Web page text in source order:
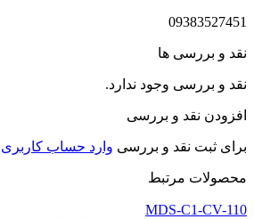
09383527451
نقد و بررسی ها
نقد و بررسی وجود ندارد.
افزودن نقد و بررسی
برای ثبت نقد و بررسی وارد حساب کاربری
محصولات مرتبط
MDS-C1-CV-110